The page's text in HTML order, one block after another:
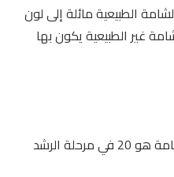
الطبيعية مائلة إلى لون
غير الطبيعية يكون بها
لمعدل الطبيعي لانتشار الشامة هو 20 في مرحلة الرشد